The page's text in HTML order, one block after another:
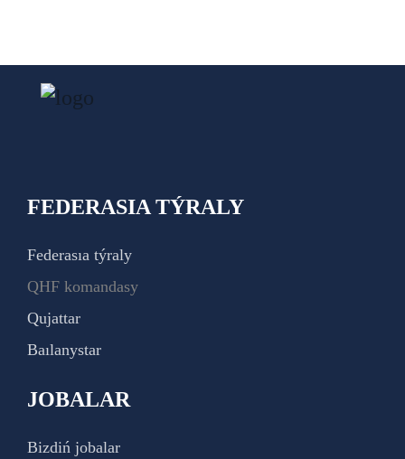
FEDERASIA TÝRALY
Federasıa týraly
QHF komandasy
Qujattar
Baılanystar
JOBALAR
Bizdiń jobalar